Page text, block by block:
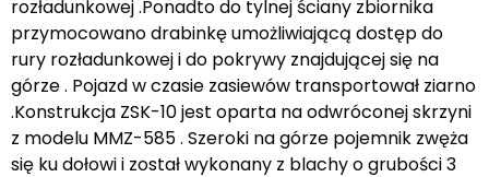
rozładunkowej .Ponadto do tylnej ściany zbiornika
przymocowano drabinkę umożliwiającą dostęp do
rury rozładunkowej i do pokrywy znajdującej się na
górze . Pojazd w czasie zasiewów transportował ziarno
.Konstrukcja ZSK-10 jest oparta na odwróconej skrzyni
z modelu MMZ-585 . Szeroki na górze pojemnik zwęża
się ku dołowi i został wykonany z blachy o grubości 3